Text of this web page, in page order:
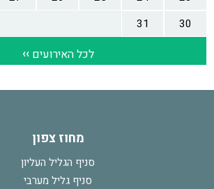
מחוז צפון
סניף הגליל העליון
סניף גליל מערבי